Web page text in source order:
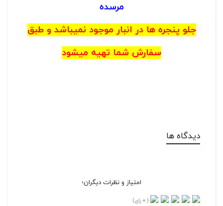
مرسده
جلو پنجره ها در انبار موجود نمیباشد و طبق
سفارش شما تهیه میشود
دیدگاه ها
امتیاز و نظرات دیگران؛
(
0 رای)